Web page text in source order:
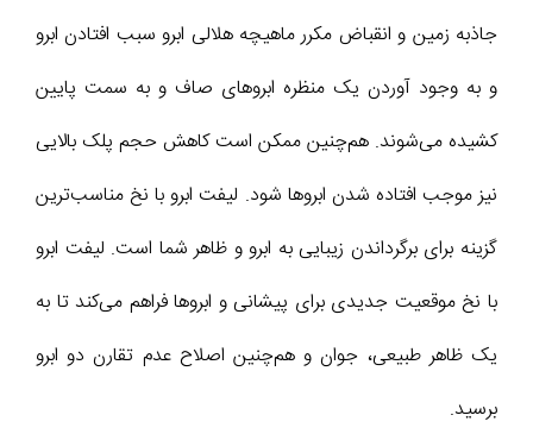
جاذبه زمین و انقباض مکرر ماهیچه هلالی ابرو سبب افتادن ابرو
و به وجود آوردن یک منظره ابروهای صاف و به سمت پایین
کشیده می‌شوند. هم‌چنین ممکن است کاهش حجم پلک بالایی
نیز موجب افتاده شدن ابروها شود. لیفت ابرو با نخ مناسب‌ترین
گزینه برای برگرداندن زیبایی به ابرو و ظاهر شما است. لیفت ابرو
با نخ موقعیت جدیدی برای پیشانی و ابروها فراهم می‌کند تا به
یک ظاهر طبیعی، جوان و هم‌چنین اصلاح عدم تقارن دو ابرو
برسید.